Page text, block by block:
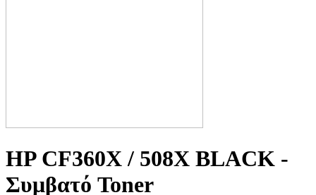
HP CF360X / 508X BLACK -
Συμβατό Toner